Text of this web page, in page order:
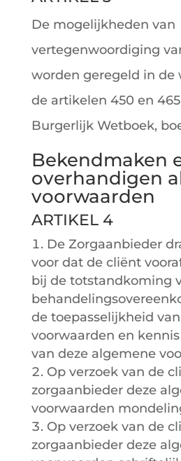
De mogelijkheden van
vertegenwoordiging
worden geregeld in de
de artikelen 450 en
Burgerlijk Wetboek,
Bekendmaken
overhandigen
voorwaarden
ARTIKEL 4
De Zorgaanbieder
voor dat de cliënt
bij de totstandkoming
de toepasselijkheid
voorwaarden en
van deze algemene
Op verzoek van de
zorgaanbieder deze
voorwaarden
Op verzoek van de
zorgaanbieder deze